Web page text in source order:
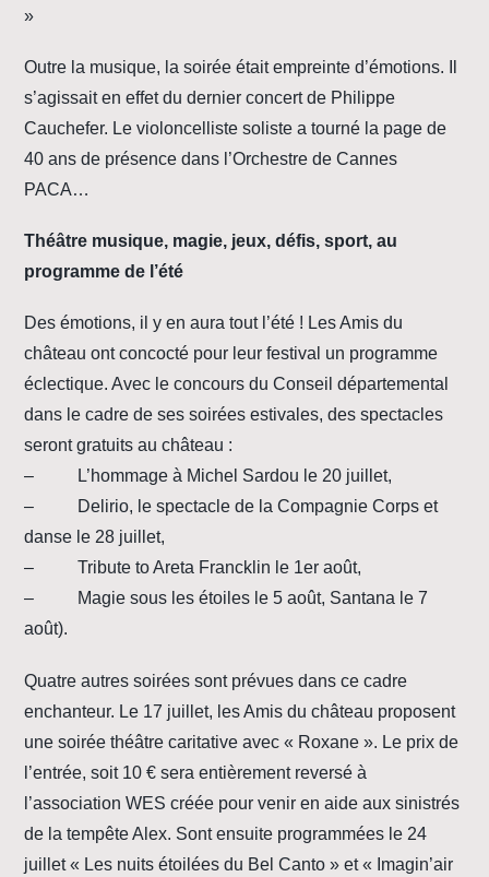
»
Outre la musique, la soirée était empreinte d’émotions. Il
s’agissait en effet du dernier concert de Philippe
Cauchefer. Le violoncelliste soliste a tourné la page de
40 ans de présence dans l’Orchestre de Cannes
PACA…
Théâtre musique, magie, jeux, défis, sport, au
programme de l’été
Des émotions, il y en aura tout l’été ! Les Amis du
château ont concocté pour leur festival un programme
éclectique. Avec le concours du Conseil départemental
dans le cadre de ses soirées estivales, des spectacles
seront gratuits au château :
– L’hommage à Michel Sardou le 20 juillet,
– Delirio, le spectacle de la Compagnie Corps et
danse le 28 juillet,
– Tribute to Areta Francklin le 1er août,
– Magie sous les étoiles le 5 août, Santana le 7
août).
Quatre autres soirées sont prévues dans ce cadre
enchanteur. Le 17 juillet, les Amis du château proposent
une soirée théâtre caritative avec « Roxane ». Le prix de
l’entrée, soit 10 € sera entièrement reversé à
l’association WES créée pour venir en aide aux sinistrés
de la tempête Alex. Sont ensuite programmées le 24
juillet « Les nuits étoilées du Bel Canto » et « Imagin’air